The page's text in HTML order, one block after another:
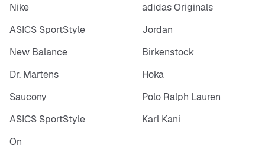
Nike
adidas Originals
ASICS SportStyle
Jordan
New Balance
Birkenstock
Dr. Martens
Hoka
Saucony
Polo Ralph Lauren
ASICS SportStyle
Karl Kani
On